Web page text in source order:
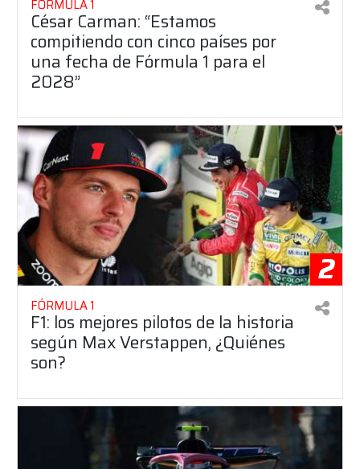
FÓRMULA 1
César Carman: “Estamos
compitiendo con cinco países por
una fecha de Fórmula 1 para el
2028”
2
FÓRMULA 1
F1: los mejores pilotos de la historia
según Max Verstappen, ¿Quiénes
son?